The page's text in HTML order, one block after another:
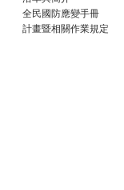
全民國防應變手冊
計畫暨相關作業規定